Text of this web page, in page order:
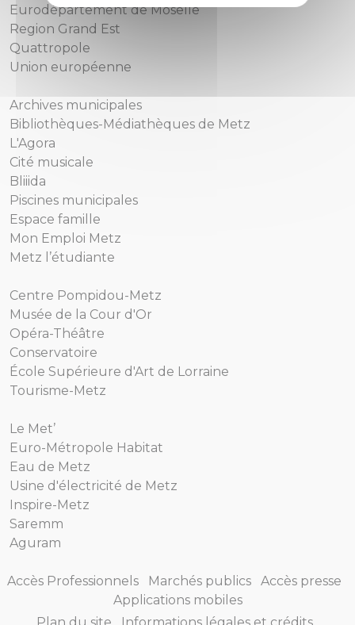
Eurodépartement de Moselle
Region Grand Est
Quattropole
Union européenne
Archives municipales
Bibliothèques-Médiathèques de Metz
L'Agora
Cité musicale
Bliiida
Piscines municipales
Espace famille
Mon Emploi Metz
Metz l’étudiante
Centre Pompidou-Metz
Musée de la Cour d'Or
Opéra-Théâtre
Conservatoire
École Supérieure d'Art de Lorraine
Tourisme-Metz
Le Met’
Euro-Métropole Habitat
Eau de Metz
Usine d'électricité de Metz
Inspire-Metz
Saremm
Aguram
Accès Professionnels Marchés publics
Accès presse
Applications mobiles